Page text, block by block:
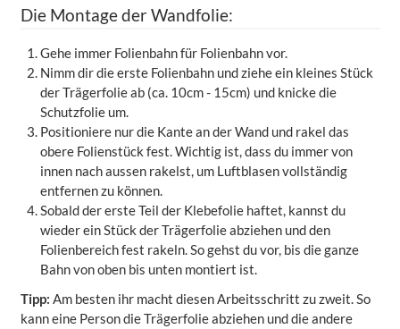
Die Montage der Wandfolie:
Gehe immer Folienbahn für Folienbahn vor.
Nimm dir die erste Folienbahn und ziehe ein kleines Stück
der Trägerfolie ab (ca. 10cm - 15cm) und knicke die
Schutzfolie um.
Positioniere nur die Kante an der Wand und rakel das
obere Folienstück fest. Wichtig ist, dass du immer von
innen nach aussen rakelst, um Luftblasen vollständig
entfernen zu können.
Sobald der erste Teil der Klebefolie haftet, kannst du
wieder ein Stück der Trägerfolie abziehen und den
Folienbereich fest rakeln. So gehst du vor, bis die ganze
Bahn von oben bis unten montiert ist.
Tipp: Am besten ihr macht diesen Arbeitsschritt zu zweit. So
kann eine Person die Trägerfolie abziehen und die andere